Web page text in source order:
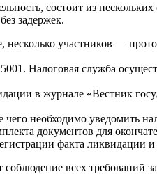
состоит из
задержек.
участников —
Налоговая служба
в журнале «Вестник
необходимо уведомить
документов для
факта
всех требований